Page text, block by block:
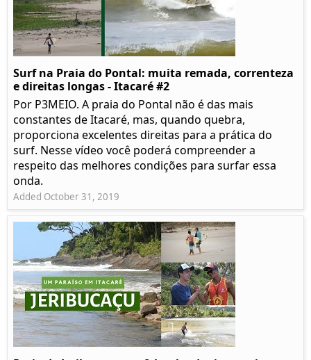
Surf na Praia do Pontal: muita remada, correnteza
e direitas longas - Itacaré #2
Por P3MEIO. A praia do Pontal não é das mais
constantes de Itacaré, mas, quando quebra,
proporciona excelentes direitas para a prática do
surf. Nesse vídeo você poderá compreender a
respeito das melhores condições para surfar essa
onda.
Added October 31, 2019